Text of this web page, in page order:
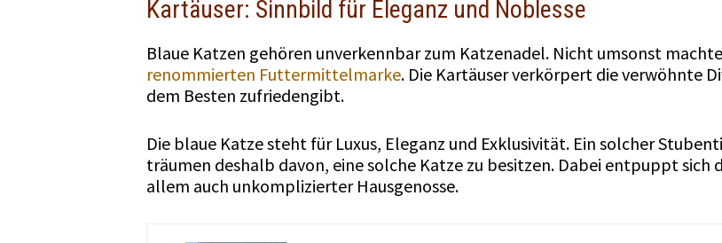
Kartäuser: Sinnbild für Eleganz und Noblesse
Blaue Katzen gehören unverkennbar zum Katzenadel. Nicht umsonst
renommierten Futtermittelmarke. Die Kartäuser verkörpert die verwöhnte
dem Besten zufriedengibt.
Die blaue Katze steht für Luxus, Eleganz und Exklusivität. Ein solcher
träumen deshalb davon, eine solche Katze zu besitzen. Dabei entpuppt
allem auch unkomplizierter Hausgenosse.